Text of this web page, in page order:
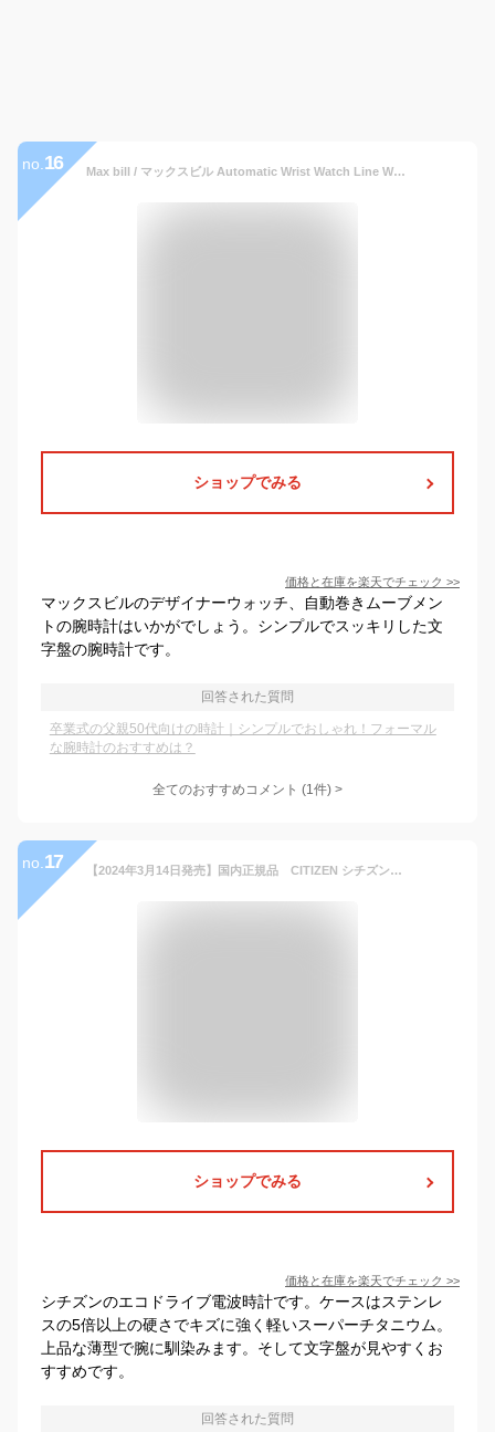
no. 16 Max bill / マックスビル Automatic Wrist Watch Line White モデル027 3501.00 腕時計 デザイナーズウォッチ ユンハンス ドイツ 受注生産品 送料無料 フォーマル 自動巻ムーブメントバウハウス
ショップでみる
価格と在庫を楽天でチェック >>
マックスビルのデザイナーウォッチ、自動巻きムーブメン
トの腕時計はいかがでしょう。シンプルでスッキリした文
字盤の腕時計です。
回答された質問
卒業式の父親50代向けの時計｜シンプルでおしゃれ！フォーマル
な腕時計のおすすめは？
全てのおすすめコメント (1件) >
no. 17 【2024年3月14日発売】国内正規品 CITIZEN シチズン EXCEED エクシード 薄型 エコ・ドライブ電波時計 ダイレクトフライト 腕時計 ウォッチ 男性 紳士 メンズ【CB1140-61L】
ショップでみる
価格と在庫を楽天でチェック >>
シチズンのエコドライブ電波時計です。ケースはステンレ
スの5倍以上の硬さでキズに強く軽いスーパーチタニウム。
上品な薄型で腕に馴染みます。そして文字盤が見やすくお
すすめです。
回答された質問